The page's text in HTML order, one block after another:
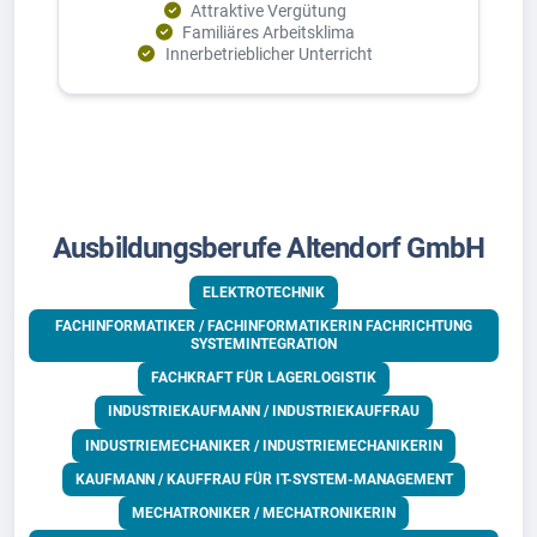
Attraktive Vergütung
Familiäres Arbeitsklima
Innerbetrieblicher Unterricht
Ausbildungsberufe Altendorf GmbH
ELEKTROTECHNIK
FACHINFORMATIKER / FACHINFORMATIKERIN FACHRICHTUNG
SYSTEMINTEGRATION
FACHKRAFT FÜR LAGERLOGISTIK
INDUSTRIEKAUFMANN / INDUSTRIEKAUFFRAU
INDUSTRIEMECHANIKER / INDUSTRIEMECHANIKERIN
KAUFMANN / KAUFFRAU FÜR IT-SYSTEM-MANAGEMENT
MECHATRONIKER / MECHATRONIKERIN